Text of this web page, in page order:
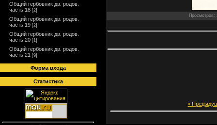
Общий гербовник дв. родов.
часть 18 [2]
Общий гербовник дв. родов.
часть 19 [2]
Общий гербовник дв. родов.
часть 20 [1]
Общий гербовник дв. родов.
часть 21 [9]
Форма входа
Статистика
Просмотров:
«